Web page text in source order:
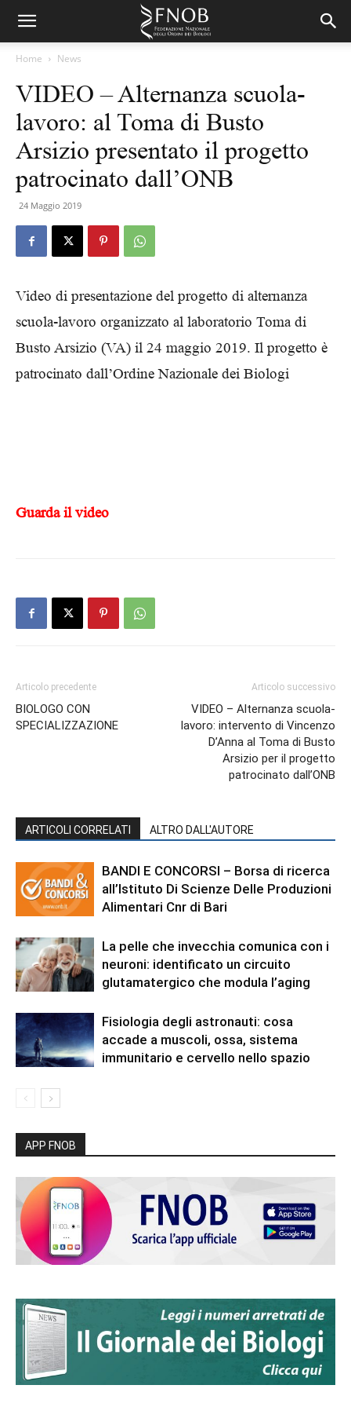
Home News
VIDEO – Alternanza scuola-
lavoro: al Toma di Busto
Arsizio presentato il progetto
patrocinato dall’ONB
24 Maggio 2019
Video di presentazione del progetto di alternanza
scuola-lavoro organizzato al laboratorio Toma di
Busto Arsizio (VA) il 24 maggio 2019. Il progetto è
patrocinato dall’Ordine Nazionale dei Biologi
Guarda il video
Articolo precedente
BIOLOGO CON
SPECIALIZZAZIONE
Articolo successivo
VIDEO – Alternanza scuola-
lavoro: intervento di Vincenzo
D’Anna al Toma di Busto
Arsizio per il progetto
patrocinato dall’ONB
ARTICOLI CORRELATI ALTRO DALL'AUTORE
BANDI E CONCORSI – Borsa di ricerca
all’Istituto Di Scienze Delle Produzioni
Alimentari Cnr di Bari
La pelle che invecchia comunica con i
neuroni: identificato un circuito
glutamatergico che modula l’aging
Fisiologia degli astronauti: cosa
accade a muscoli, ossa, sistema
immunitario e cervello nello spazio
APP FNOB